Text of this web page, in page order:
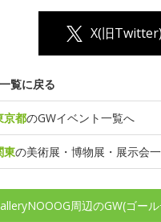
X(旧
一覧に戻る
京都のGWイベント一覧へ
東の美術展・博物展・展示会
周辺のGW(ゴー